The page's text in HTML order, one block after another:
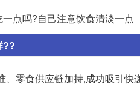
点吗?自己注意饮食清淡一点
??
零食供应链加持,成功吸引